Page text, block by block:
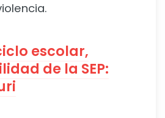
escolar,
de la SEP: